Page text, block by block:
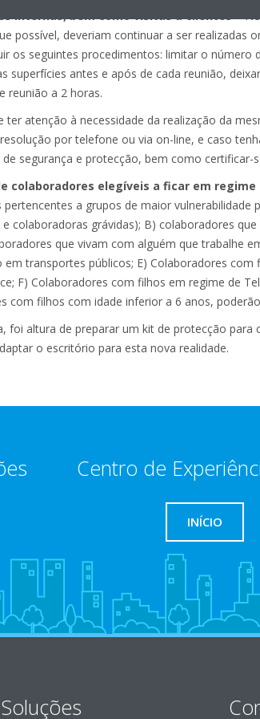
internas, bem como visitas a clientes–
possível, deveriam continuar a ser realizadas
os seguintes procedimentos: limitar o
superfícies antes e após de cada reunião,
reunião a 2 horas.
ter atenção à necessidade da realização da
por telefone ou via on-line, e caso
segurança e protecção, bem como certificar-
colaboradores elegíveis a ficar em regime
a grupos de maior
colaboradoras grávidas); B) colaboradores
que vivam com alguém que trabalhe
transportes públicos; E) Colaboradores
F) Colaboradores com filhos em regime de
com filhos com idade inferior a 6 anos,
foi altura de preparar um kit de protecção
o escritório para esta nova realidade.
Centro de
INÍCIO
Soluções